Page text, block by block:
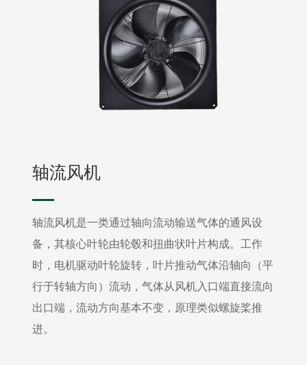
轴流风机
轴流风机是一类通过轴向流动输送气体的通风设
备，其核心叶轮由轮毂和扭曲状叶片构成。工作
时，电机驱动叶轮旋转，叶片推动气体沿轴向（平
行于转轴方向）流动，气体从风机入口端直接流向
出口端，流动方向基本不变，原理类似螺旋桨推
进。